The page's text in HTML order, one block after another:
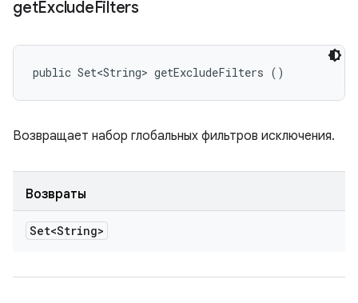
getExcludeFilters
public Set<String> getExcludeFilters ()
Возвращает набор глобальных фильтров исключения.
Возвраты
Set<String>